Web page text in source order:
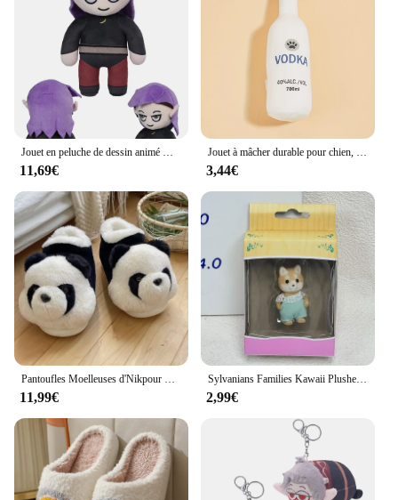
Jouet en peluche de dessin animé Hunter Hooty Amity Luz Cosplay, cadeaux d'anniversaire de Noël, théâtre, maison, mascotte, accessoires d'usine
11,69€
Jouet à mâcher durable pour chien, jouet en peluche pour animal de compagnie, conception de bouteille de vin, meulage des dents, approvisionnement coule, 1PC
3,44€
Pantoufles Moelleuses d'Nikpour Femmes et Hommes, Chaussures Chaudes pour Couples, en Peluche Douce, Légères, pour la Maison, Nouvelle Collection
11,99€
Sylvanians Families Kawaii Plushes, Anime Animal Butter, Flocage Ornement, Maison de jeu pour enfants, Cosplay, Jouets classiques, Cadeau pour enfants, Nouveau
2,99€